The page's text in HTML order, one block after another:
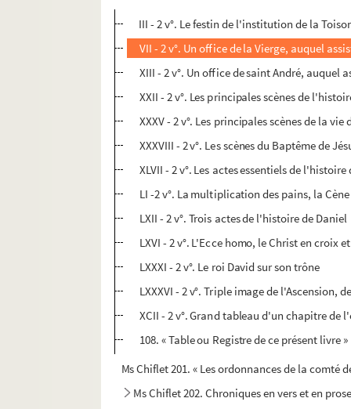
III - 2 v°. Le festin de l'institution de la
VII - 2 v°. Un office de la Vierge, auquel
XIII - 2 v°. Un office de saint André, auquel
XXII - 2 v°. Les principales scènes de
XXXV - 2 v°. Les principales scènes de la vie
XXXVIII - 2 v°. Les scènes du Baptême de
XLVII - 2 v°. Les actes essentiels de l'histoire
LI -2 v°. La multiplication des pains, la
LXII - 2 v°. Trois actes de l'histoire de Daniel
LXVI - 2 v°. L'Ecce homo, le Christ en croix
LXXXI - 2 v°. Le roi David sur son trône
LXXXVI - 2 v°. Triple image de l'Ascension,
XCII - 2 v°. Grand tableau d'un chapitre de
108. « Table ou Registre de ce présent livre »
Ms Chiflet 201. « Les ordonnances de la
Ms Chiflet 202. Chroniques en vers et en